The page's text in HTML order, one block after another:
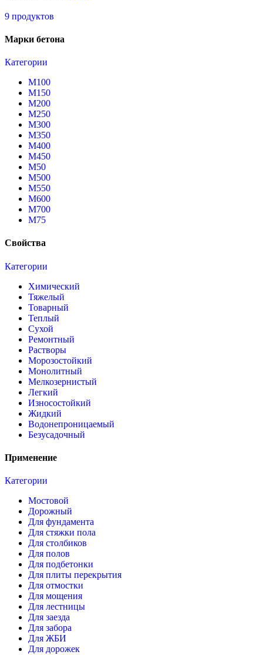
9 продуктов
Марки бетона
Категории
М100
М150
М200
М250
М300
М350
М400
М450
М50
М500
М550
М600
М700
М75
Свойства
Категории
Химический
Тяжелый
Товарный
Теплый
Сухой
Ремонтный
Растворы
Морозостойкий
Монолитный
Мелкозернистый
Легкий
Износостойкий
Жидкий
Водонепроницаемый
Безусадочный
Применение
Категории
Мостовой
Дорожный
Для фундамента
Для стяжки пола
Для столбиков
Для полов
Для подбетонки
Для плиты перекрытия
Для отмостки
Для мощения
Для лестницы
Для заезда
Для забора
Для ЖБИ
Для дорожек